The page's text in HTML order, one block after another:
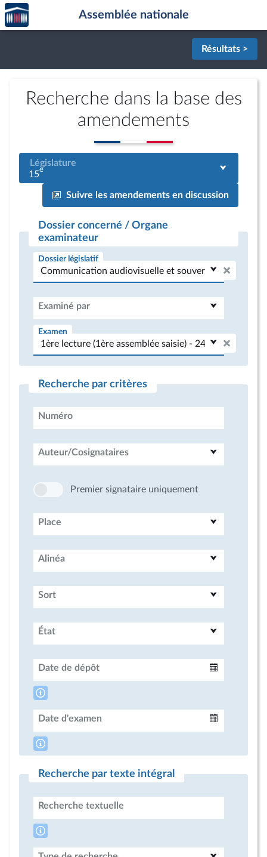
Aller au contenu
Aller en bas de la page
Accèder
à la
page
Assemblée nationale
Résultats >
Recherche dans la base des
amendements
Législature
15e
Suivre les amendements en discussion
Dossier concerné / Organe
examinateur
Dossier législatif
Examiné par
Examen
Recherche par critères
Numéro
Auteur/Cosignataires
Premier signataire uniquement
Place
Alinéa
Sort
État
Date de dépôt
Date d'examen
Recherche par texte intégral
Recherche textuelle